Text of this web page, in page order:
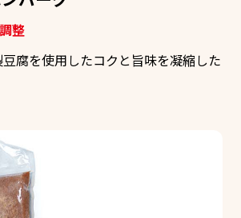
整
腐を使用したコクと旨味を凝縮した